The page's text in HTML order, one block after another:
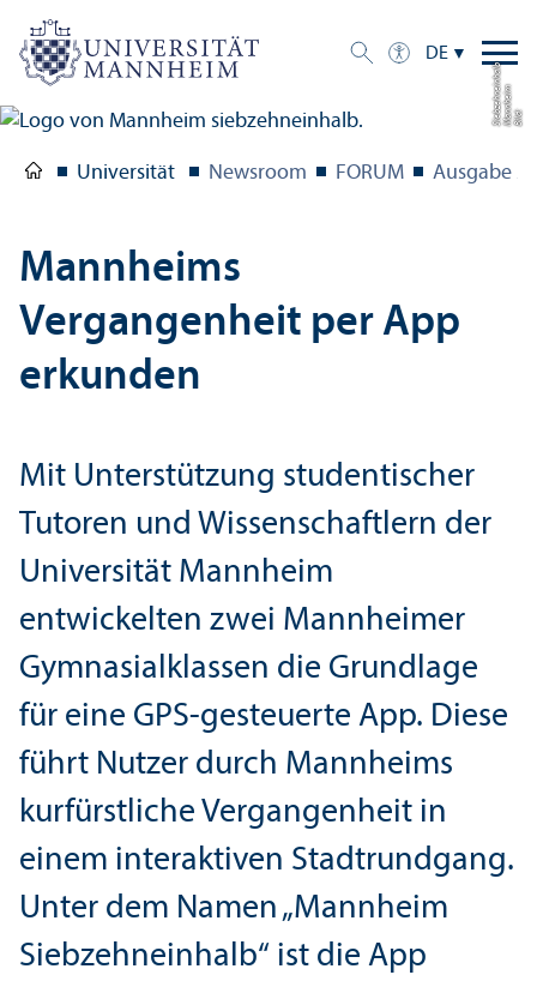
DE
Bil
d:
M
a
n
n
h
ei
mSi
e
b
z
e
h
n
ein
h
al
b
Universität Newsroom FORUM Ausgabe 2/
Mannheims
Vergangenheit per App
erkunden
Mit Unter­stützung studentischer
Tutoren und Wissenschaft­lern der
Universität Mannheim
entwickelten zwei Mannheimer
Gymnasialklassen die Grundlage
für eine GPS-gesteuerte App. Diese
führt Nutzer durch Mannheims
kurfürstliche Vergangenheit in
einem interaktiven Stadtrundgang.
Unter dem Namen „Mannheim
Siebzehneinhalb“ ist die App